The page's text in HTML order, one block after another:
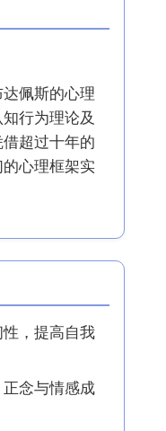
佩斯的心理
行为理论及
超过十年的
心理框架实
，提高自我
念与情感成